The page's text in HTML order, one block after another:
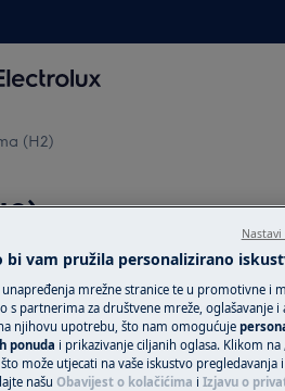
(H2)
vam pružila personalizirano
mrežne stranice te u promotivne i
partnerima za društvene mreže, oglašavanje i
njihovu upotrebu, što nam omogućuje
ponuda i prikazivanje ciljanih oglasa. Klikom na
može utjecati na vaše iskustvo pregledavanja
našu Obavijest o kolačićima i Izjavu o